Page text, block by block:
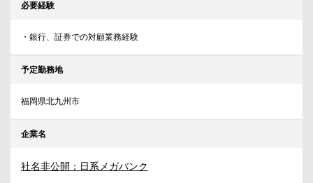
必要経験
・銀行、証券での対顧業務経験
予定勤務地
福岡県北九州市
企業名
社名非公開：日系メガバンク